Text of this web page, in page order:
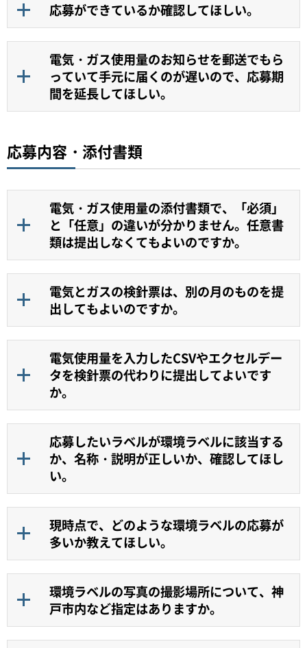
応募ができているか確認してほしい。
電気・ガス使用量のお知らせを郵送でもら
っていて手元に届くのが遅いので、応募期
間を延長してほしい。
応募内容・添付書類
電気・ガス使用量の添付書類で、「必須」
と「任意」の違いが分かりません。任意書
類は提出しなくてもよいのですか。
電気とガスの検針票は、別の月のものを提
出してもよいのですか。
電気使用量を入力したCSVやエクセルデー
タを検針票の代わりに提出してよいです
か。
応募したいラベルが環境ラベルに該当する
か、名称・説明が正しいか、確認してほし
い。
現時点で、どのような環境ラベルの応募が
多いか教えてほしい。
環境ラベルの写真の撮影場所について、神
戸市内など指定はありますか。